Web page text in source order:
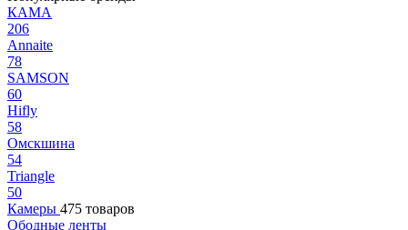
КАМА
206
Annaite
78
SAMSON
60
Hifly
58
Омскшина
54
Triangle
50
Камеры 475 товаров
Ободные ленты